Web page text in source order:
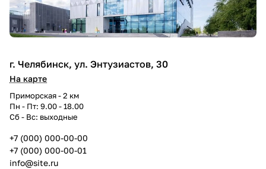
г. Челябинск, ул. Энтузиастов, 30
На карте
Приморская - 2 км
Пн - Пт: 9.00 - 18.00
Сб - Вс: выходные
+7 (000) 000-00-00
+7 (000) 000-00-01
info@site.ru